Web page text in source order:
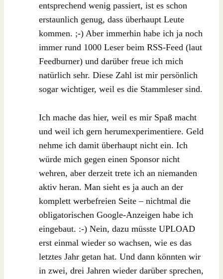
entsprechend wenig passiert, ist es schon
erstaunlich genug, dass überhaupt Leute
kommen. ;-) Aber immerhin habe ich ja noch
immer rund 1000 Leser beim RSS-Feed (laut
Feedburner) und darüber freue ich mich
natürlich sehr. Diese Zahl ist mir persönlich
sogar wichtiger, weil es die Stammleser sind.
Ich mache das hier, weil es mir Spaß macht
und weil ich gern herumexperimentiere. Geld
nehme ich damit überhaupt nicht ein. Ich
würde mich gegen einen Sponsor nicht
wehren, aber derzeit trete ich an niemanden
aktiv heran. Man sieht es ja auch an der
komplett werbefreien Seite – nichtmal die
obligatorischen Google-Anzeigen habe ich
eingebaut. :-) Nein, dazu müsste UPLOAD
erst einmal wieder so wachsen, wie es das
letztes Jahr getan hat. Und dann könnten wir
in zwei, drei Jahren wieder darüber sprechen,